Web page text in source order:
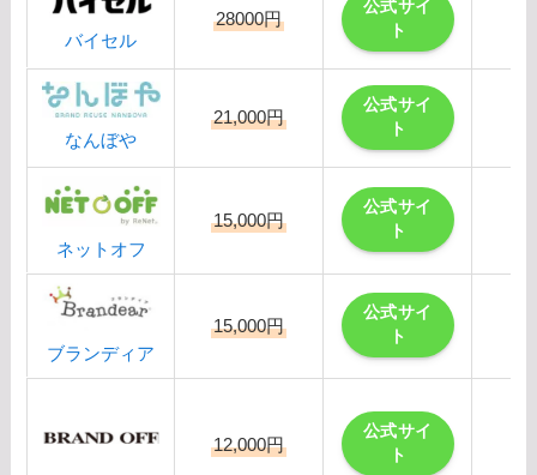
バイセル
28000円
公式サイ
ト
なんぼや
21,000円
公式サイ
ト
ネットオフ
15,000円
公式サイ
ト
ブランディア
15,000円
公式サイ
ト
12,000円
公式サイ
ト